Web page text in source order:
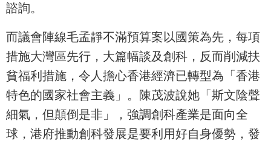
諮詢。
而議會陣線毛孟靜不滿預算案以國策為先，每項
措施大灣區先行，大篇幅談及創科，反而削減扶
貧福利措施，令人擔心香港經濟已轉型為「香港
特色的國家社會主義」。陳茂波說她「斯文陰聲
細氣，但顛倒是非」，強調創科產業是面向全
球，港府推動創科發展是要利用好自身優勢，發